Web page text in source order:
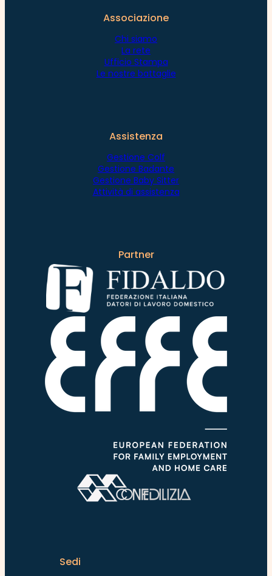
Associazione
Chi siamo
La rete
Ufficio Stampa
Le nostre battaglie
Assistenza
Gestione Colf
Gestione Badante
Gestione Baby Sitter
Attività di assistenza
Partner
Sedi